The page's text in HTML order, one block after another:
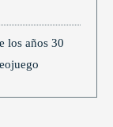
los años 30